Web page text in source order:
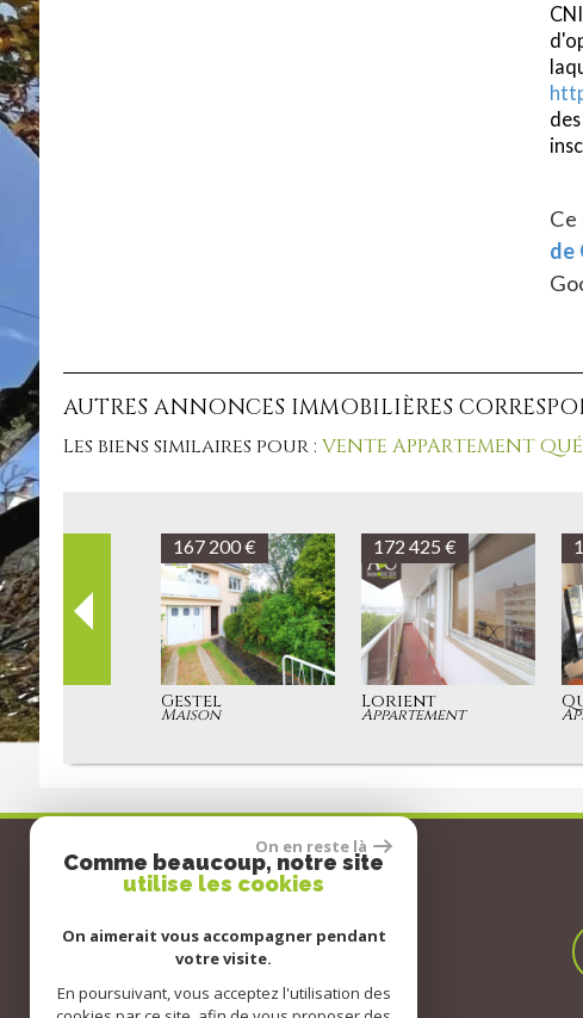
Ce
de
AUTRES ANNONCES IMMOBILIÈRES
Les biens similaires pour : VENTE APPARTEMENT
146 200 €
Hennebont
Appartement
177 650 €
Quéven
Terrain à batir
06 62 19 97 28
E-mail :contact@aetcimmo.fr
56530 QUEVEN
On en reste là
Comme beaucoup, notre site
utilise les cookies
On aimerait vous accompagner pendant
votre visite.
En poursuivant, vous acceptez l'utilisation des